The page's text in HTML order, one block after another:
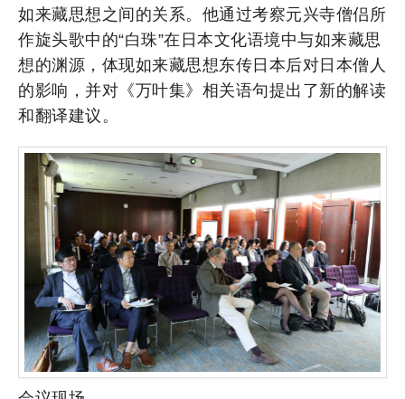
如来藏思想之间的关系。他通过考察元兴寺僧侣所
作旋头歌中的“白珠”在日本文化语境中与如来藏思
想的渊源，体现如来藏思想东传日本后对日本僧人
的影响，并对《万叶集》相关语句提出了新的解读
和翻译建议。